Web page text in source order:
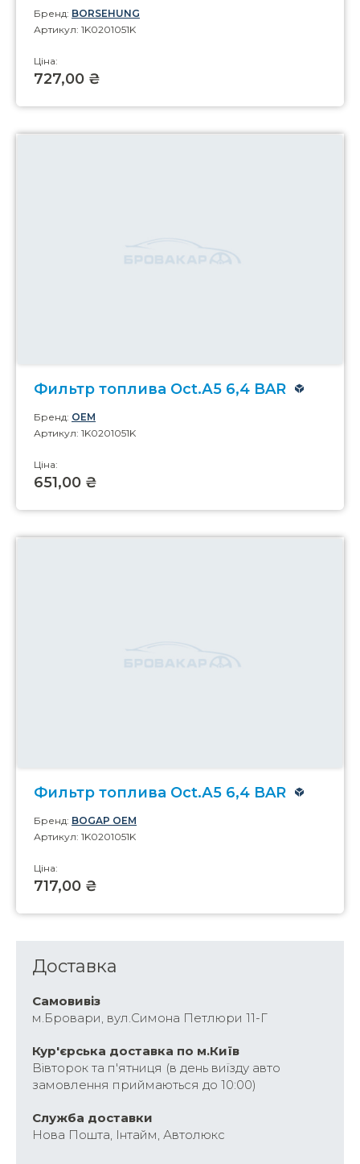
Бренд: BORSEHUNG
Артикул: 1K0201051K
Ціна:
727,00 ₴
Фильтр топлива Oct.А5 6,4 BAR
Бренд: OEM
Артикул: 1K0201051K
Ціна:
651,00 ₴
Фильтр топлива Oct.А5 6,4 BAR
Бренд: BOGAP OEM
Артикул: 1K0201051K
Ціна:
717,00 ₴
Доставка
Самовивіз
м.Бровари, вул.Симона Петлюри 11-Г
Кур'єрська доставка по м.Київ
Вівторок та п'ятниця (в день виїзду авто
замовлення приймаються до 10:00)
Cлужба доставки
Нова Пошта, Інтайм, Автолюкс